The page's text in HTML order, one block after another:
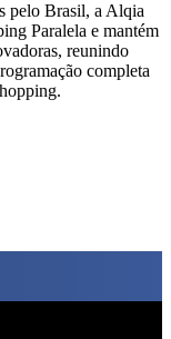
pelo Brasil, a Alqia
Paralela e mantém
reunindo
completa